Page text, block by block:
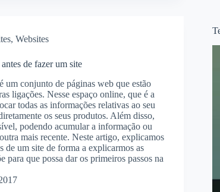
, Websites
de fazer um site
um conjunto de páginas web que estão
ligações. Nesse espaço online, que é a
todas as informações relativas ao seu
os seus produtos. Além disso,
podendo acumular a informação ou
mais recente. Neste artigo, explicamos
de um site de forma a explicarmos as
para que possa dar os primeiros passos na